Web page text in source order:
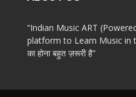
“Indian Music ART
platform to Learn Music in
का होना बहुत ज़रूरी है”